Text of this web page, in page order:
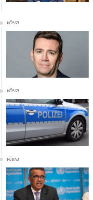
včera
včera
včera